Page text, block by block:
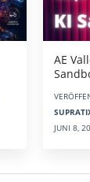
AE
JUNI 8,